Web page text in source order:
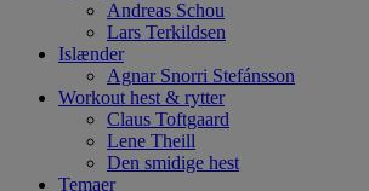
Andreas Schou
Lars Terkildsen
Islænder
Agnar Snorri Stefánsson
Workout hest & rytter
Claus Toftgaard
Lene Theill
Den smidige hest
Temaer